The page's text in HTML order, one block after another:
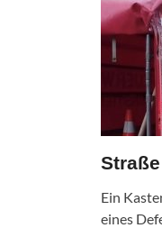
Ein
eines